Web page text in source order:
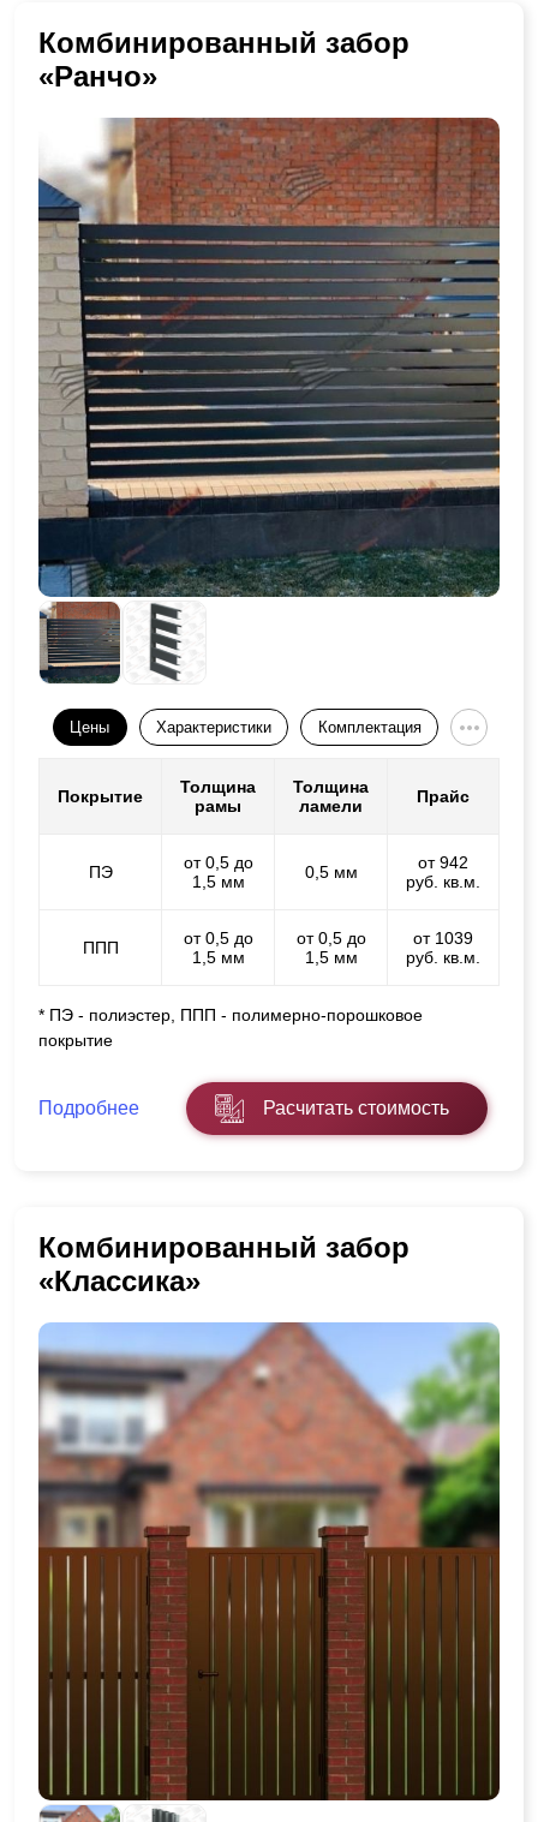
Комбинированный забор
«Ранчо»
Цены Характеристики Комплектация
Покрытие
Толщина
рамы
Толщина
ламели
Прайс
ПЭ
от 0,5 до
1,5 мм
0,5 мм
от 942
руб. кв.м.
ППП
от 0,5 до
1,5 мм
от 0,5 до
1,5 мм
от 1039
руб. кв.м.
* ПЭ - полиэстер, ППП - полимерно-порошковое
покрытие
Подробнее Расчитать стоимость
Комбинированный забор
«Классика»